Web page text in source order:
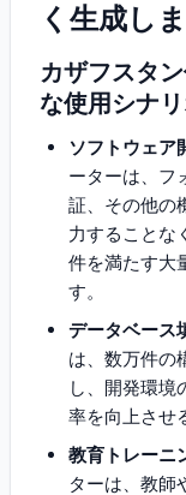
く生成し
カザフスタ
な使用シナ
ソフトウェア
ーターは、フ
証、その他の
力することな
件を満たす大
す。
データベース
は、数万件の
し、開発環境
率を向上させ
教育トレーニ
ターは、教師